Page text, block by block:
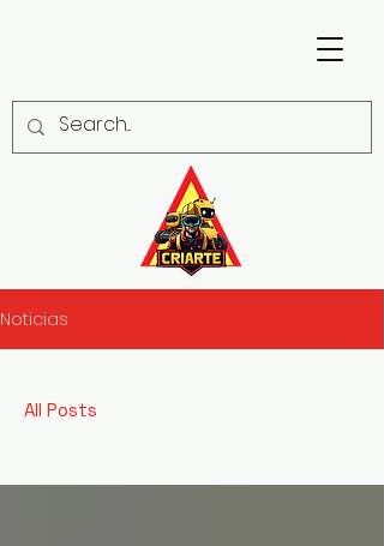
Noticias
All Posts